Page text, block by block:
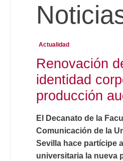
Publicidad y RR.PP
Doble Grado PER/CAV
Publicidad y RR.PP
Comunicación Audiovisual
Doble Grado PER/CAV
#miTFG
#YoPractico
Boletines
Actualidad
Renovación
identidad
producción
El Decanato de la
Comunicación de la
Sevilla hace partícipe
universitaria la nueva